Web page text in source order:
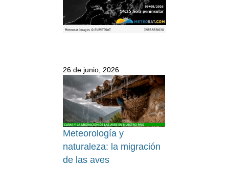
26 de junio, 2026
Meteorología y
naturaleza: la migración
de las aves